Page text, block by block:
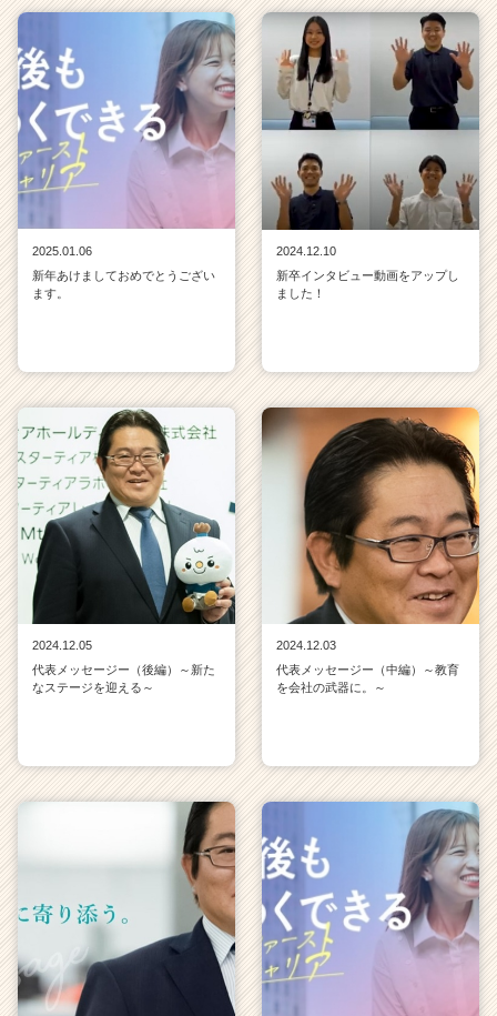
2025.01.06
新年あけましておめでとうござい
ます。
2024.12.10
新卒インタビュー動画をアップし
ました！
2024.12.05
代表メッセージー（後編）～新た
なステージを迎える～
2024.12.03
代表メッセージー（中編）～教育
を会社の武器に。～